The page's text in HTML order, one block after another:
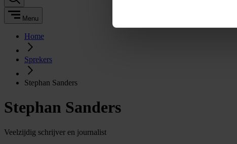
Menu
Home
Sprekers
Stephan Sanders
Stephan Sanders
Veelzijdig schrijver en journalist